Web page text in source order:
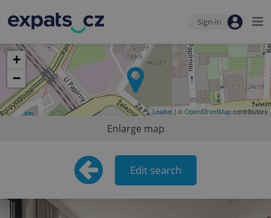
Sign-in
+
−
Leaflet | ©OpenStreetMapcontributors
Enlarge map
Edit search